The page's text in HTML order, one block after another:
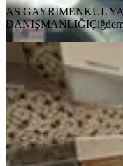
AS GAYRİMENKUL
DANIŞMANLIĞI
YENİ
2+1·